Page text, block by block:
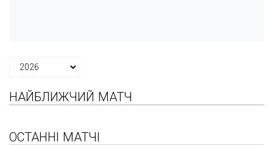
НАЙБЛИЖЧИЙ МАТЧ
ОСТАННІ МАТЧІ